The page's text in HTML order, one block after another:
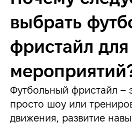
выбрать
фристайл для
Футбольный фристайл –
просто шоу или
движения, развитие